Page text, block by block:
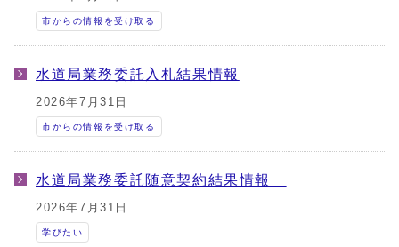
市からの情報を受け取る
水道局業務委託入札結果情報
2026年7月31日
市からの情報を受け取る
水道局業務委託随意契約結果情報
2026年7月31日
学びたい